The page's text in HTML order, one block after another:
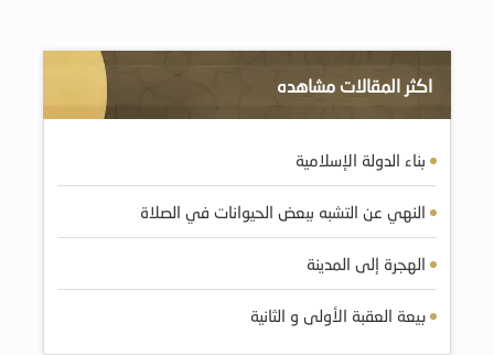
اكثر المقالات مشاهده
بناء الدولة الإسلامية
النهي عن التشبه ببعض الحيوانات في الصلاة
الهجرة إلى المدينة
بيعة العقبة الأولى و الثانية